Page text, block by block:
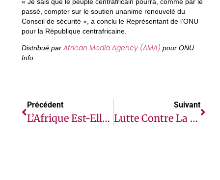
passé, compter sur le soutien unanime renouvelé du
Conseil de sécurité », a conclu le Représentant de l’ONU
pour la République centrafricaine.
Distribué par African Media Agency (AMA) pour ONU
Info.
Précédent
L’Afrique Est-Elle Prête Pour La Refonte Du Nouvel Ordre Mondial?
Suivant
Lutte Contre La Faim Et La Pauvreté Rurales : Des Leaders Africains Appellent À Accroître Le Financement Du FIDA